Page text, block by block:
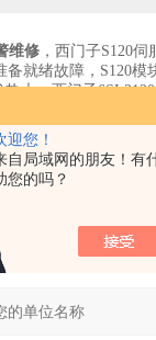
迎您！
自局域网的朋友！有
您的吗？
维修 ，西门子S120
备就绪故障，S120
大，西门子
流故障维修，欠压
，828D数控系统
，西门子S120变频器